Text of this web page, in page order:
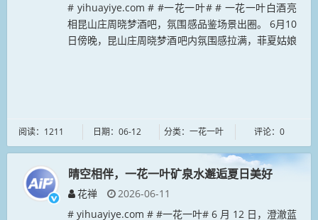
# yihuayiye.com # #一花一叶# # 一花一叶白酒亮
相昆山庄周晓梦酒吧，氛围感品鉴场景出圈。 6月10
日傍晚，昆山庄周晓梦酒吧内氛围感拉满，菲夏姑娘
阅读：1211 日期：06-12 分类：一花一叶 评论：0
晴空相伴，一花一叶矿泉水邂逅夏日美好
花禅
2026-06-11
# yihuayiye.com # #一花一叶# 6 月 12 日，澄澈蓝